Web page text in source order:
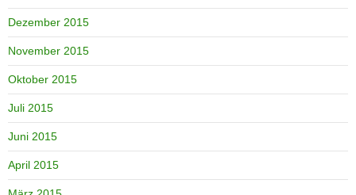
Dezember 2015
November 2015
Oktober 2015
Juli 2015
Juni 2015
April 2015